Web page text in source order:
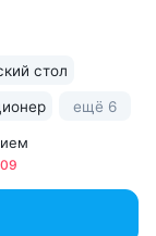
стол
ещё 6